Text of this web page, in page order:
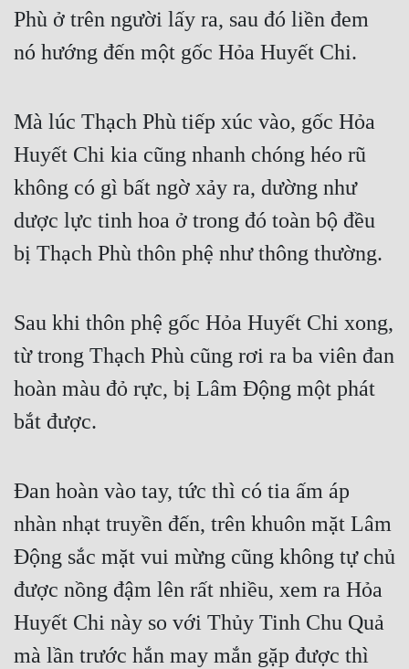
Làm Giàu
Lịch Sử
Mạt Thế
Mỹ Thực
Ngôn Tình
Nữ Phụ
Phong Thủy - Tâm Linh
Phương Tây
Phản Phái
Quân Sự
Sảng Văn
Sắc
Phù ở trên người lấy ra, sau đó liền đem
nó hướng đến một gốc Hỏa Huyết Chi.
Mà lúc Thạch Phù tiếp xúc vào, gốc Hỏa
Huyết Chi kia cũng nhanh chóng héo rũ
không có gì bất ngờ xảy ra, dường như
dược lực tinh hoa ở trong đó toàn bộ đều
bị Thạch Phù thôn phệ như thông thường.
Sau khi thôn phệ gốc Hỏa Huyết Chi xong,
từ trong Thạch Phù cũng rơi ra ba viên đan
hoàn màu đỏ rực, bị Lâm Động một phát
bắt được.
Đan hoàn vào tay, tức thì có tia ấm áp
nhàn nhạt truyền đến, trên khuôn mặt Lâm
Động sắc mặt vui mừng cũng không tự chủ
được nồng đậm lên rất nhiều, xem ra Hỏa
Huyết Chi này so với Thủy Tinh Chu Quả
mà lần trước hắn may mắn gặp được thì